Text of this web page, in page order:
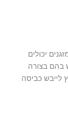
יכולים
בהם בצורה
לייבש כביסה